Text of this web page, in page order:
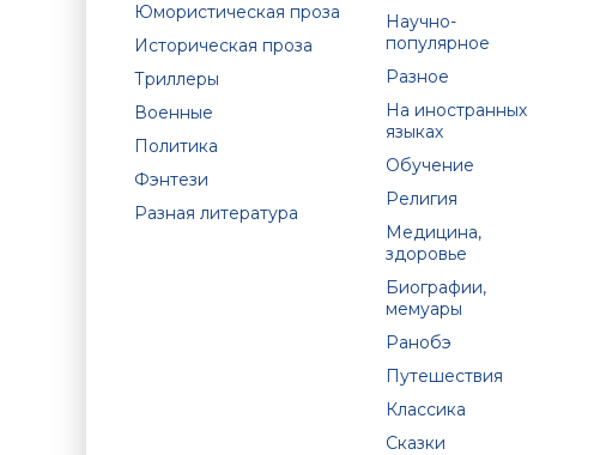
Юмористическая проза
Историческая проза
Триллеры
Военные
Политика
Фэнтези
Разная литература
Научно-
популярное
Разное
На иностранных
языках
Обучение
Религия
Медицина,
здоровье
Биографии,
мемуары
Ранобэ
Путешествия
Классика
Сказки